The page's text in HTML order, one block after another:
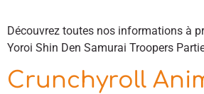
Découvrez toutes nos informations à
Yoroi Shin Den Samurai Troopers
Crunchyroll